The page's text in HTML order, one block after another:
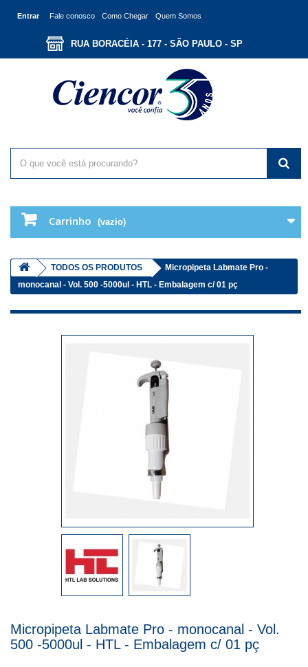
Entrar Fale conosco Como Chegar Quem Somos
RUA BORACÉIA - 177 - SÃO PAULO - SP
Carrinho (vazio)
TODOS OS PRODUTOS
Micropipeta Labmate Pro -
monocanal - Vol. 500 -5000ul - HTL - Embalagem c/ 01 pç
Micropipeta Labmate Pro - monocanal - Vol.
500 -5000ul - HTL - Embalagem c/ 01 pç